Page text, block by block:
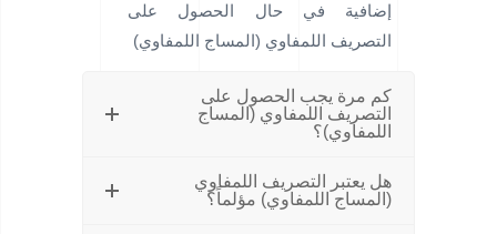
إضافية في حال الحصول على
التصريف اللمفاوي (المساج اللمفاوي)
كم مرة يجب الحصول على
التصريف اللمفاوي (المساج
اللمفاوي)؟
هل يعتبر التصريف اللمفاوي
(المساج اللمفاوي) مؤلماً؟